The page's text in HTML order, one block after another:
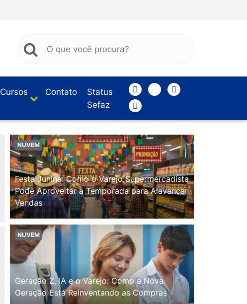
Cursos Contato
Status
Sefaz
NUVEM
Festa Junina: Como o Varejo Supermercadista
Pode Aproveitar a Temporada para Alavancar
Vendas
NUVEM
Geração Z, IA e o Varejo: Como a Nova
Geração Está Reinventando as Compras